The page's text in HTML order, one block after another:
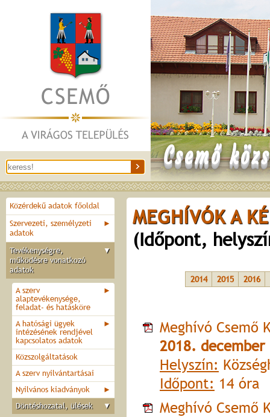
Csemő
Közérdekű adatok főoldal
►
Szervezeti, személyzeti
adatok
▼
Tevékenységre,
működésre vonatkozó
adatok
►
A szerv
alaptevékenysége,
feladat- és hatásköre
►
A hatósági ügyek
intézésének rendjével
kapcsolatos adatok
Közszolgáltatások
A szerv nyilvántartásai
►
Nyilvános kiadványok
▼
Döntéshozatal, ülések
MEGHÍVÓK A
(Időpont,
2014 2015 2016
Meghívó Csemő
2018. december
Helyszín:
Időpont: 14 óra
Meghívó Csemő